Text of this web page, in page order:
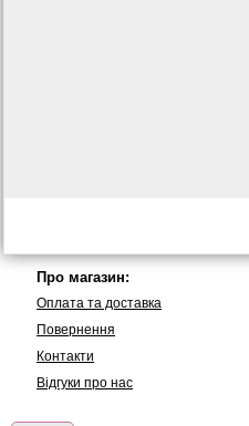
Про магазин:
Оплата та доставка
Повернення
Контакти
Вiдгуки про нас